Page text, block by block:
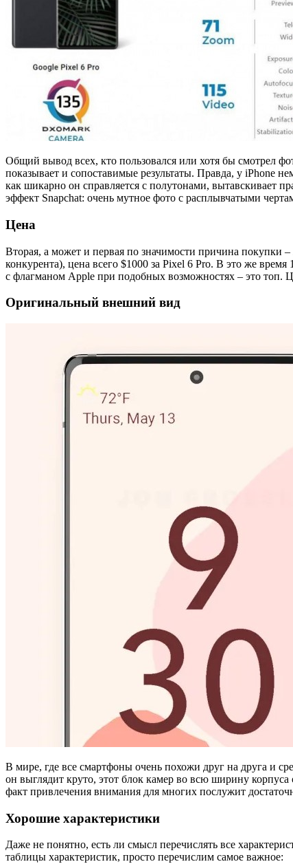
Общий вывод всех, кто пользовался или хотя бы смотрел
показывает и сопоставимые результаты. Правда, у iPhone
как шикарно он справляется с полутонами, вытавскивает
эффект Snapchat: очень мутное фото с расплывчатыми
Цена
Вторая, а может и первая по значимости причина покупки
конкурента), цена всего $1000 за Pixel 6 Pro. В это же
с флагманом Apple при подобных возможностях – это топ.
Оригинальный внешний вид
В мире, где все смартфоны очень похожи друг на друга и
он выглядит круто, этот блок камер во всю ширину
факт привлечения внимания для многих послужит
Хорошие характеристики
Даже не понятно, есть ли смысл перечислять все
таблицы характеристик, просто перечислим самое важное: